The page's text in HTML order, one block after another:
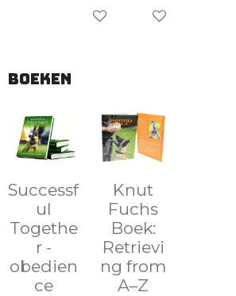
In winkelwagenIn winkelwagen
boeken
Successf
ul
Togethe
r -
obedien
ce
Knut
Fuchs
Boek:
Retrievi
ng from
A–Z